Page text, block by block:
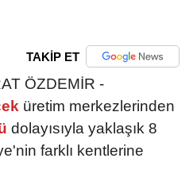
TAKİP ET
ÖZDEMİR -
üretim merkezlerinden
dolayısıyla yaklaşık 8
farklı kentlerine